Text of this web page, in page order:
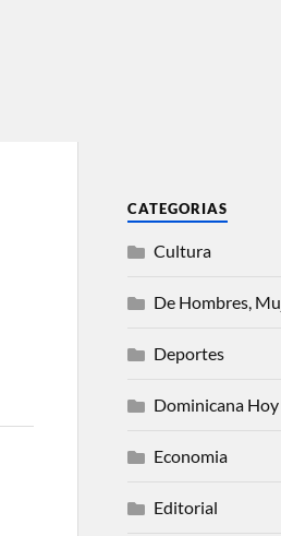
CATEGORIAS
Cultura
De Hombres,
Deportes
Dominicana Hoy
Economia
Editorial